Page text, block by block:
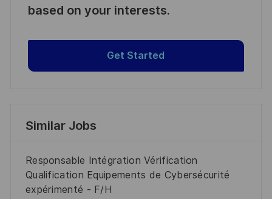
based on your interests.
Get Started
Similar Jobs
Responsable Intégration Vérification
Qualification Equipements de Cybersécurité
expérimenté - F/H